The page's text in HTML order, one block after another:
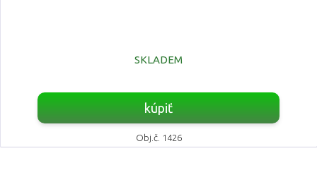
SKLADEM
kúpiť
Obj.č. 1426